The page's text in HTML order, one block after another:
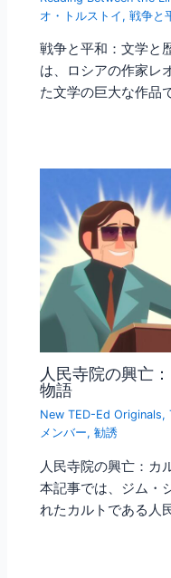
オ・トルストイ ,戦争と
戦争と平和：文学と
は、ロシアの作家レ
た文学の巨大な作品
人民寺院の興亡
物語
New TED-Ed Originals,
メンバー,勧誘
人民寺院の興亡：カ
本記事では、ジム・
れたカルトである人